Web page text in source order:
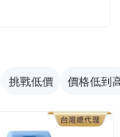
挑戰低價 價格低到